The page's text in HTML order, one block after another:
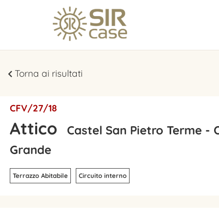
Torna ai risultati
CFV/27/18
Attico
Castel San Pietro Terme -
Grande
Terrazzo Abitabile Circuito interno